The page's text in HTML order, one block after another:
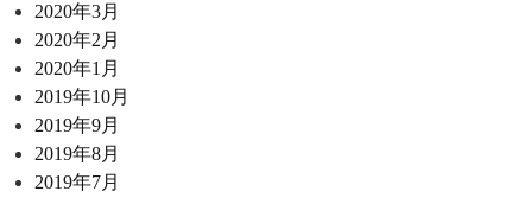
2020年3月
2020年2月
2020年1月
2019年10月
2019年9月
2019年8月
2019年7月